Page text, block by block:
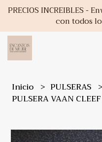
PRECIOS INCREIBLES -
con todos
Inicio
PULSERAS
PULSERA VAAN